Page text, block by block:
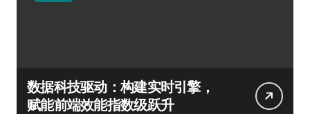
数据科技驱动：构建实时引擎，
赋能前端效能指数级跃升